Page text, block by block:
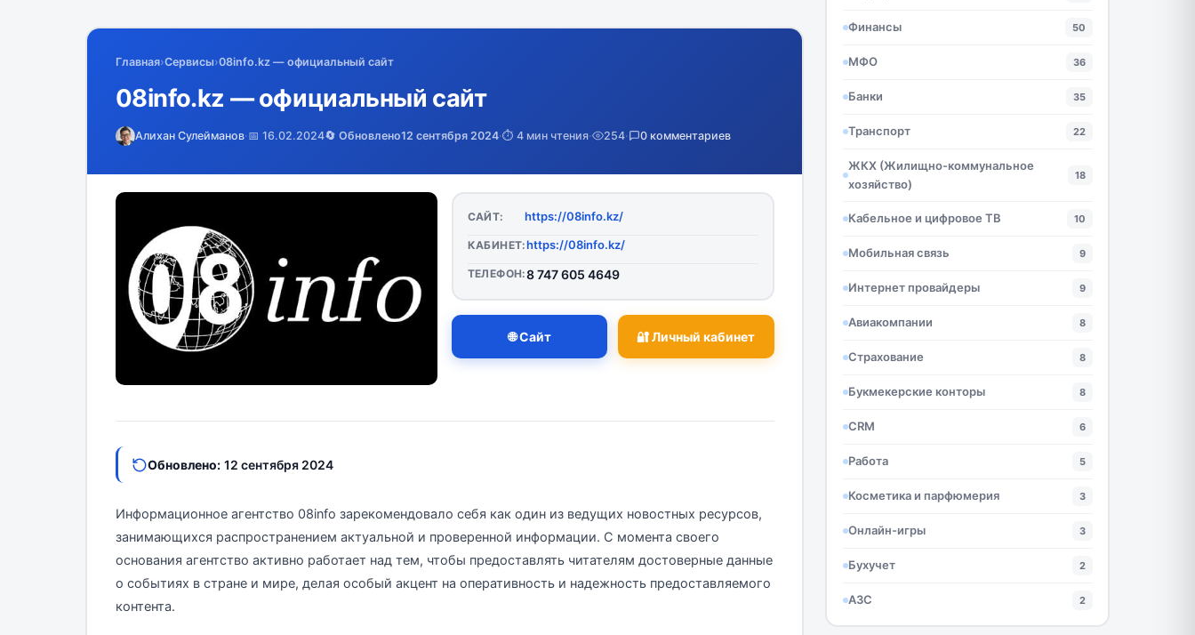
Главная›Сервисы›08info.kz — официальный сайт
08info.kz — официальный сайт
Алихан Сулейманов·📅 16.02.2024🔄 Обновлено12 сентября 2024·⏱️ 4 мин чтения· 254· 0 комментариев
САЙТ: https://08info.kz/
КАБИНЕТ:https://08info.kz/
ТЕЛЕФОН:8 747 605 4649
🌐 Сайт 🔐 Личный кабинет
Обновлено: 12 сентября 2024
Информационное агентство 08info зарекомендовало себя как один из ведущих новостных ресурсов,
занимающихся распространением актуальной и проверенной информации. С момента своего
основания агентство активно работает над тем, чтобы предоставлять читателям достоверные данные
о событиях в стране и мире, делая особый акцент на оперативность и надежность предоставляемого
контента.
Финансы 50
МФО 36
Банки 35
Транспорт 22
ЖКХ (Жилищно-коммунальное
хозяйство)
18
Кабельное и цифровое ТВ 10
Мобильная связь 9
Интернет провайдеры 9
Авиакомпании 8
Страхование 8
Букмекерские конторы 8
CRM 6
Работа 5
Косметика и парфюмерия 3
Онлайн-игры 3
Бухучет 2
АЗС 2